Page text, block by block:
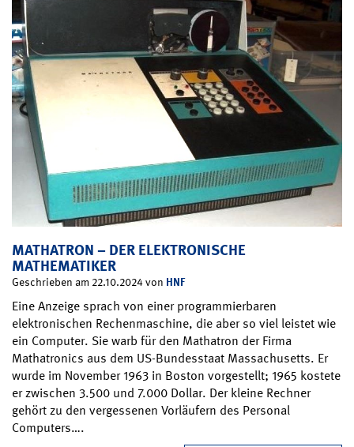
MATHATRON – DER ELEKTRONISCHE
MATHEMATIKER
Geschrieben am 22.10.2024 von HNF
Eine Anzeige sprach von einer programmierbaren
elektronischen Rechenmaschine, die aber so viel leistet wie
ein Computer. Sie warb für den Mathatron der Firma
Mathatronics aus dem US-Bundesstaat Massachusetts. Er
wurde im November 1963 in Boston vorgestellt; 1965 kostete
er zwischen 3.500 und 7.000 Dollar. Der kleine Rechner
gehört zu den vergessenen Vorläufern des Personal
Computers….